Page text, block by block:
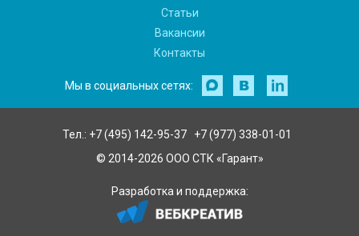
Разработка и поддержка:
Тел.: +7 (495) 142-95-37
+7 (977) 338-01-01
© 2014-2026 ООО СТК «Гарант»
Статьи
Вакансии
Контакты
Мы в социальных сетях: